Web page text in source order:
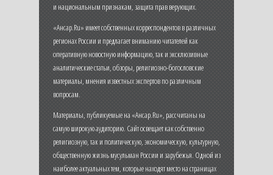
и национальным признакам, защита прав верующих.
«Ансар.Ru» имеет собственных корреспондентов в различных
регионах России и предлагает вниманию читателей как
оперативную новостную информацию, так и эксклюзивные
аналитические статьи, обзоры, религиозно-богословские
материалы, мнения известных экспертов по различным
вопросам.
Материалы, публикуемые на «Ансар.Ru», рассчитаны на
самую широкую аудиторию. Сайт освещает как собственно
религиозную, так и политическую, экономическую, культурную,
общественную жизнь мусульман России и зарубежья. Одной из
наиболее актуальных тем, которые находят место на страницах